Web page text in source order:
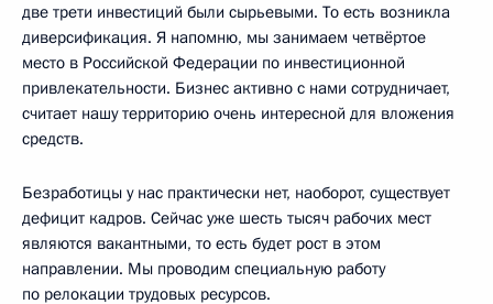
две трети инвестиций были сырьевыми. То есть возникла
диверсификация. Я напомню, мы занимаем четвёртое
место в Российской Федерации по инвестиционной
привлекательности. Бизнес активно с нами сотрудничает,
считает нашу территорию очень интересной для вложения
средств.
Безработицы у нас практически нет, наоборот, существует
дефицит кадров. Сейчас уже шесть тысяч рабочих мест
являются вакантными, то есть будет рост в этом
направлении. Мы проводим специальную работу
по релокации трудовых ресурсов.